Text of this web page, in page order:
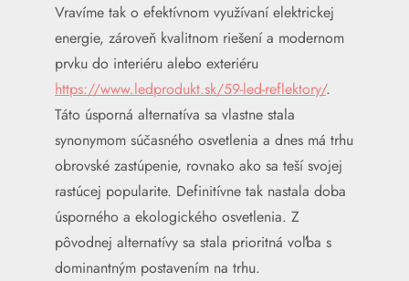
Vravíme tak o efektívnom využívaní elektrickej
energie, zároveň kvalitnom riešení a modernom
prvku do interiéru alebo exteriéru
https://www.ledprodukt.sk/59-led-reflektory/.
Táto úsporná alternatíva sa vlastne stala
synonymom súčasného osvetlenia a dnes má trhu
obrovské zastúpenie, rovnako ako sa teší svojej
rastúcej popularite. Definitívne tak nastala doba
úsporného a ekologického osvetlenia. Z
pôvodnej alternatívy sa stala prioritná voľba s
dominantným postavením na trhu.